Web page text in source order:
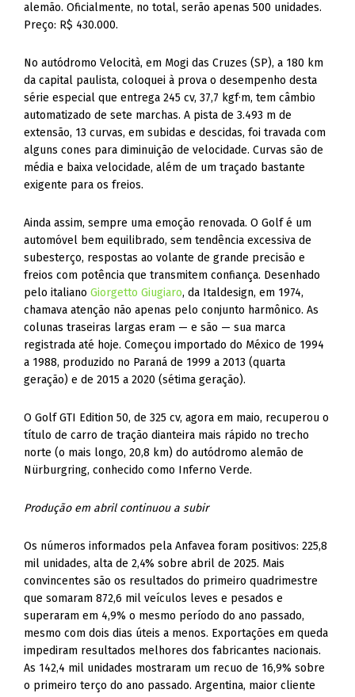
alemão. Oficialmente, no total, serão apenas 500 unidades.
Preço: R$ 430.000.
No autódromo Velocità, em Mogi das Cruzes (SP), a 180 km
da capital paulista, coloquei à prova o desempenho desta
série especial que entrega 245 cv, 37,7 kgf·m, tem câmbio
automatizado de sete marchas. A pista de 3.493 m de
extensão, 13 curvas, em subidas e descidas, foi travada com
alguns cones para diminuição de velocidade. Curvas são de
média e baixa velocidade, além de um traçado bastante
exigente para os freios.
Ainda assim, sempre uma emoção renovada. O Golf é um
automóvel bem equilibrado, sem tendência excessiva de
subesterço, respostas ao volante de grande precisão e
freios com potência que transmitem confiança. Desenhado
pelo italianoGiorgetto Giugiaro, da Italdesign, em 1974,
chamava atenção não apenas pelo conjunto harmônico. As
colunas traseiras largas eram — e são — sua marca
registrada até hoje. Começou importado do México de 1994
a 1988, produzido no Paraná de 1999 a 2013 (quarta
geração) e de 2015 a 2020 (sétima geração).
O Golf GTI Edition 50, de 325 cv, agora em maio, recuperou o
título de carro de tração dianteira mais rápido no trecho
norte (o mais longo, 20,8 km) do autódromo alemão de
Nürburgring, conhecido como Inferno Verde.
Produção em abril continuou a subir
Os números informados pela Anfavea foram positivos: 225,8
mil unidades, alta de 2,4% sobre abril de 2025. Mais
convincentes são os resultados do primeiro quadrimestre
que somaram 872,6 mil veículos leves e pesados e
superaram em 4,9% o mesmo período do ano passado,
mesmo com dois dias úteis a menos. Exportações em queda
impediram resultados melhores dos fabricantes nacionais.
As 142,4 mil unidades mostraram um recuo de 16,9% sobre
o primeiro terço do ano passado. Argentina, maior cliente